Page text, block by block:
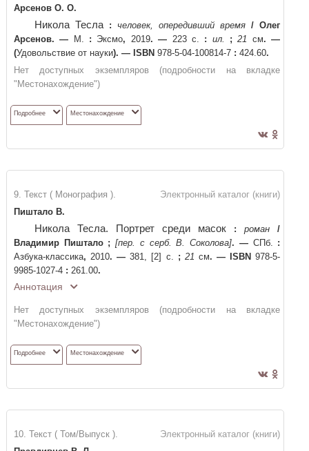
Арсенов О. О.
Никола Тесла : человек, опередивший время / Олег
Арсенов. — М. : Эксмо, 2019. — 223 с. : ил. ; 21 см. —
(Удовольствие от науки). — ISBN 978-5-04-100814-7 : 424.60.
Нет доступных экземпляров (подробности на вкладке
"Местонахождение")
Подробнее Местонахождение
Электронный каталог (книги)
9. Текст ( Монография ).
Пиштало В.
Никола Тесла. Портрет среди масок : роман
/
Владимир Пиштало ; [пер. с серб. В. Соколова]. —СПб. :
Азбука-классика, 2010. — 381, [2] с. ; 21 см. — ISBN 978-5-
9985-1027-4 : 261.00.
Аннотация
Нет доступных экземпляров (подробности на вкладке
"Местонахождение")
Подробнее Местонахождение
Электронный каталог (книги)
10. Текст ( Том/Выпуск ).